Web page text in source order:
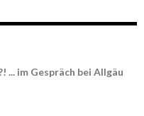
... im Gespräch bei Allgäu